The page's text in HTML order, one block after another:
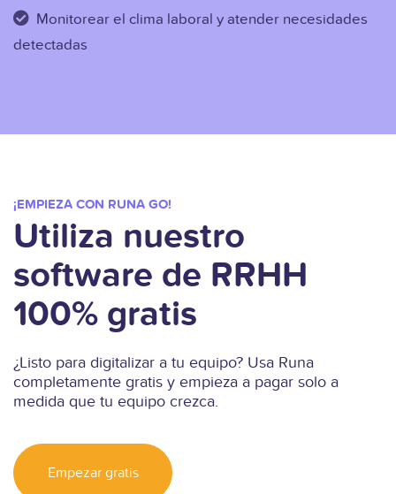
Monitorear el clima laboral y atender necesidades
detectadas
¡EMPIEZA CON RUNA GO!
Utiliza nuestro
software de RRHH
100% gratis
¿Listo para digitalizar a tu equipo? Usa Runa
completamente gratis y empieza a pagar solo a
medida que tu equipo crezca.
Empezar gratis